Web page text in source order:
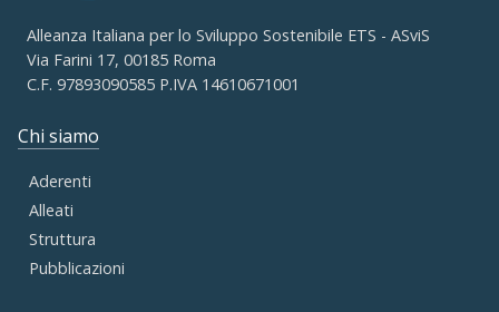
Alleanza Italiana per lo Sviluppo Sostenibile ETS - ASviS
Via Farini 17, 00185 Roma
C.F. 97893090585 P.IVA 14610671001
Chi siamo
Aderenti
Alleati
Struttura
Pubblicazioni